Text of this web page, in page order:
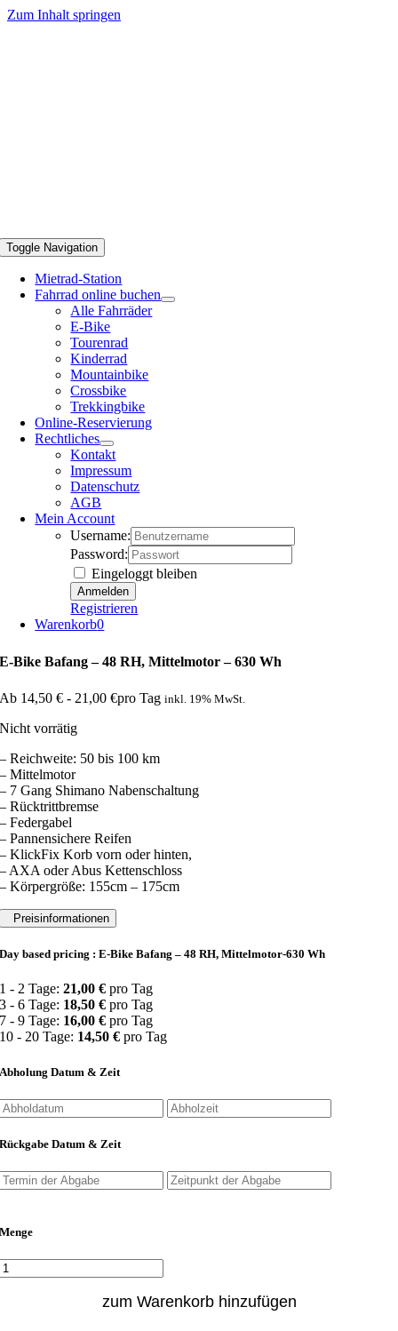
Zum Inhalt springen
Toggle Navigation
Mietrad-Station
Fahrrad online buchen
Alle Fahrräder
E-Bike
Tourenrad
Kinderrad
Mountainbike
Crossbike
Trekkingbike
Online-Reservierung
Rechtliches
Kontakt
Impressum
Datenschutz
AGB
Mein Account
Username:
Password:
Eingeloggt bleiben
Registrieren
Warenkorb0
E-Bike Bafang – 48 RH, Mittelmotor – 630 Wh
Ab 14,50€ - 21,00€pro Tag inkl. 19% MwSt.
Nicht vorrätig
– Reichweite: 50 bis 100 km
– Mittelmotor
– 7 Gang Shimano Nabenschaltung
– Rücktrittbremse
– Federgabel
– Pannensichere Reifen
– KlickFix Korb vorn oder hinten,
– AXA oder Abus Kettenschloss
– Körpergröße: 155cm – 175cm
Preisinformationen
Day based pricing : E-Bike Bafang – 48 RH, Mittelmotor-630 Wh
1 - 2 Tage:21,00€ pro Tag
3 - 6 Tage: 18,50€ pro Tag
7 - 9 Tage: 16,00€ pro Tag
10 - 20 Tage: 14,50€ pro Tag
Abholung Datum & Zeit
Rückgabe Datum & Zeit
Menge
zum Warenkorb hinzufügen